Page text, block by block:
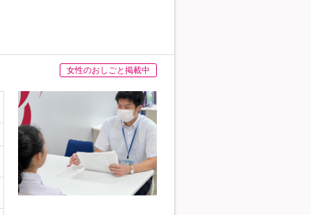
女性のおしごと掲載中